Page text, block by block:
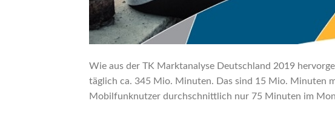
Wie aus der TK Marktanalyse Deutschland 2019
täglich ca. 345 Mio. Minuten. Das sind 15 Mio. Minuten
Mobilfunknutzer durchschnittlich nur 75 Minuten im